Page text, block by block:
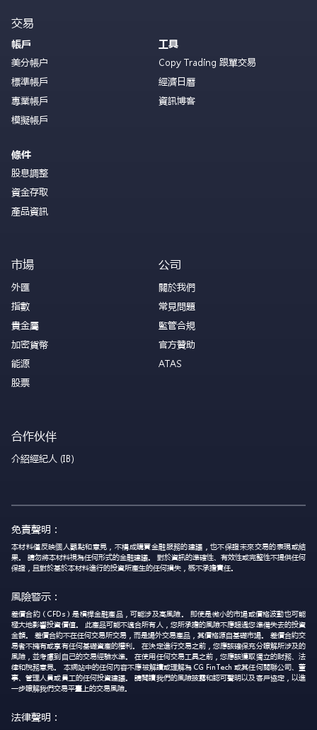
交易
帳戶
美分帳户
標準帳戶
專業帳戶
模擬帳戶
條件
股息調整
資金存取
產品資訊
工具
Copy Trading 跟單交易
經濟日曆
資訊博客
市場
外匯
指數
貴金屬
加密貨幣
能源
股票
公司
關於我們
常見問題
監管合規
官方贊助
ATAS
合作伙伴
介紹經紀人 (IB)
免責聲明：
本材料僅反映個人觀點和意見，不構成購買金融服務的建議，也不保證未來交易的表現或結
果。 請勿將本材料視為任何形式的金融建議。 對於資訊的準確性、有效性或完整性不提供任何
保證，且對於基於本材料進行的投資所產生的任何損失，概不承擔責任。
風險警示：
差價合約（CFDs）是槓桿金融產品，可能涉及高風險。 即使是微小的市場或價格波動也可能
極大地影響投資價值。 此產品可能不適合所有人，您所承擔的風險不應超過您準備失去的投資
金額。 差價合約不在任何交易所交易，而是場外交易產品，其價格源自基礎市場。 差價合約交
易者不擁有或享有任何基礎資產的權利。 在決定進行交易之前，您應該確保充分瞭解所涉及的
風險，並考慮到自己的交易經驗水準。 在使用任何交易工具之前，您應該獲取獨立的財務、法
律和稅務意見。 本網站中的任何內容不應被解讀或理解為 CG FinTech 或其任何關聯公司、董
事、管理人員或員工的任何投資建議。 請閱讀我們的風險披露和認可聲明以及客戶協定，以進
一步瞭解我們交易平臺上的交易風險。
法律聲明：